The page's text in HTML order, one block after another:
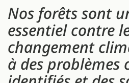
Nos forêts sont
essentiel contre
changement
à des problèmes